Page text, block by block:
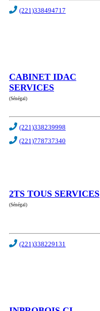
(221)338494717
CABINET IDAC
SERVICES
(Sénégal)
(221)338239998
(221)778737340
2TS TOUS SERVICES
(Sénégal)
(221)338229131